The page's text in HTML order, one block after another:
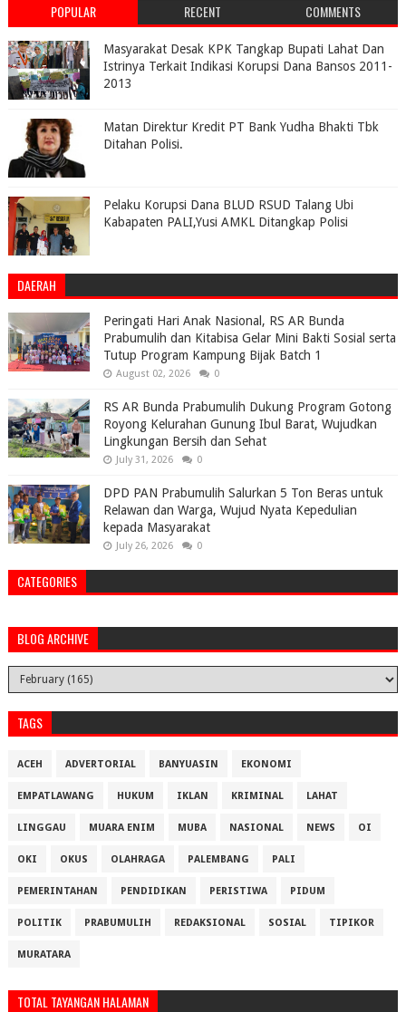
POPULAR RECENT COMMENTS
Masyarakat Desak KPK Tangkap Bupati Lahat Dan
Istrinya Terkait Indikasi Korupsi Dana Bansos 2011-
2013
Matan Direktur Kredit PT Bank Yudha Bhakti Tbk
Ditahan Polisi.
Pelaku Korupsi Dana BLUD RSUD Talang Ubi
Kabapaten PALI,Yusi AMKL Ditangkap Polisi
DAERAH
Peringati Hari Anak Nasional, RS AR Bunda
Prabumulih dan Kitabisa Gelar Mini Bakti Sosial serta
Tutup Program Kampung Bijak Batch 1
August 02, 2026 0
RS AR Bunda Prabumulih Dukung Program Gotong
Royong Kelurahan Gunung Ibul Barat, Wujudkan
Lingkungan Bersih dan Sehat
July 31, 2026 0
DPD PAN Prabumulih Salurkan 5 Ton Beras untuk
Relawan dan Warga, Wujud Nyata Kepedulian
kepada Masyarakat
July 26, 2026 0
CATEGORIES
BLOG ARCHIVE
TAGS
ACEH ADVERTORIAL BANYUASIN EKONOMI
EMPATLAWANG HUKUM IKLAN KRIMINAL LAHAT
LINGGAU MUARA ENIM MUBA NASIONAL NEWS OI
OKI OKUS OLAHRAGA PALEMBANG PALI
PEMERINTAHAN PENDIDIKAN PERISTIWA PIDUM
POLITIK PRABUMULIH REDAKSIONAL SOSIAL TIPIKOR
MURATARA
TOTAL TAYANGAN HALAMAN